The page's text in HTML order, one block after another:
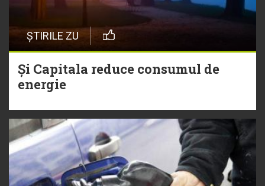
ȘTIRILE ZU
Și Capitala reduce consumul de
energie